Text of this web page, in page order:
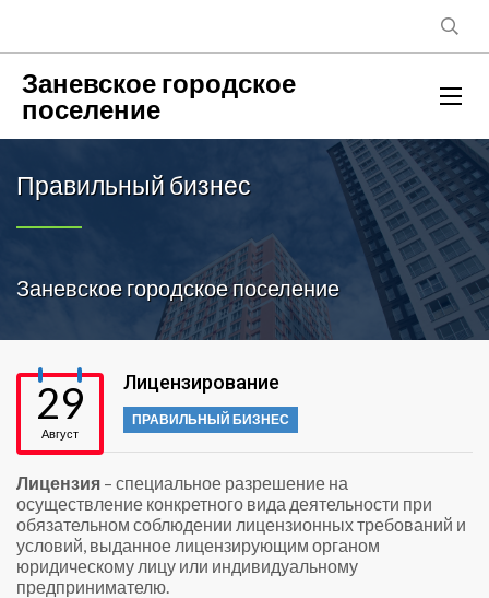
Заневское городское
поселение
Правильный бизнес
Заневское городское поселение
29
Август
Лицензирование
ПРАВИЛЬНЫЙ БИЗНЕС
Лицензия – специальное разрешение на
осуществление конкретного вида деятельности при
обязательном соблюдении лицензионных требований и
условий, выданное лицензирующим органом
юридическому лицу или индивидуальному
предпринимателю.